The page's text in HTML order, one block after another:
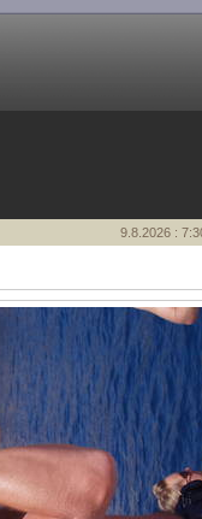
9.8.2026 :